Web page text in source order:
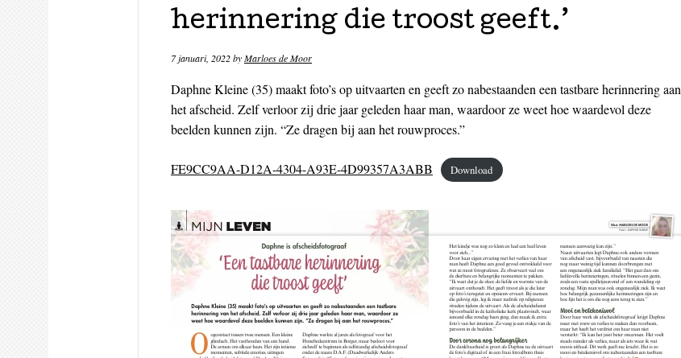
herinnering die troost geeft.’
7 januari, 2022byMarloes de Moor
Daphne Kleine (35) maakt foto’s op uitvaarten en geeft zo nabestaanden een tastbare herinnering aan
het afscheid. Zelf verloor zij drie jaar geleden haar man, waardoor ze weet hoe waardevol deze
beelden kunnen zijn. “Ze dragen bij aan het rouwproces.”
FE9CC9AA-D12A-4304-A93E-4D99357A3ABB Download